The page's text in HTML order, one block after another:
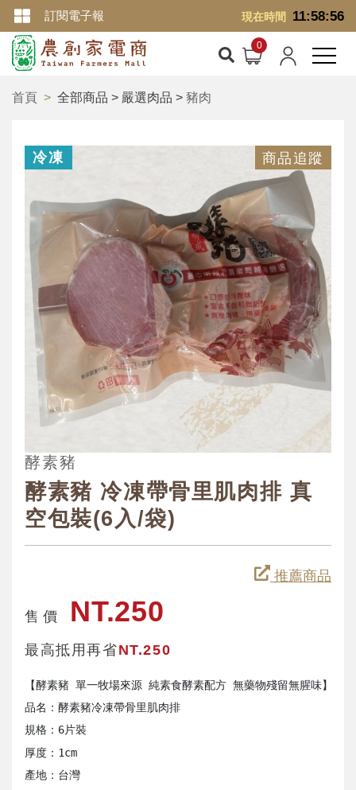
現在時間 11:58:57
訂閱電子報
首頁 全部商品 > 嚴選肉品 > 豬肉
冷凍 商品追蹤
酵素豬
酵素豬 冷凍帶骨里肌肉排 真
空包裝(6入/袋)
推薦商品
售 價 NT.250
最高抵用再省NT.250
【酵素豬 單一牧場來源 純素食酵素配方 無藥物殘留無腥味】
品名：酵素豬冷凍帶骨里肌肉排
規格：6片裝
厚度：1cm
產地：台灣